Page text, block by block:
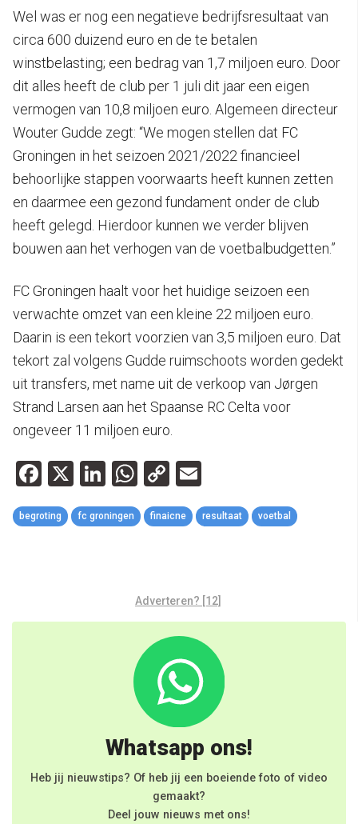
Wel was er nog een negatieve bedrijfsresultaat van
circa 600 duizend euro en de te betalen
winstbelasting; een bedrag van 1,7 miljoen euro. Door
dit alles heeft de club per 1 juli dit jaar een eigen
vermogen van 10,8 miljoen euro. Algemeen directeur
Wouter Gudde zegt: “We mogen stellen dat FC
Groningen in het seizoen 2021/2022 financieel
behoorlijke stappen voorwaarts heeft kunnen zetten
en daarmee een gezond fundament onder de club
heeft gelegd. Hierdoor kunnen we verder blijven
bouwen aan het verhogen van de voetbalbudgetten.”
FC Groningen haalt voor het huidige seizoen een
verwachte omzet van een kleine 22 miljoen euro.
Daarin is een tekort voorzien van 3,5 miljoen euro. Dat
tekort zal volgens Gudde ruimschoots worden gedekt
uit transfers, met name uit de verkoop van Jørgen
Strand Larsen aan het Spaanse RC Celta voor
ongeveer 11 miljoen euro.
Facebook
X LinkedIn
WhatsApp
Copy
Link
begroting fc groningen finaicne resultaat voetbal
Adverteren? [12]
Whatsapp ons!
Heb jij nieuwstips? Of heb jij een boeiende foto of video
gemaakt?
Deel jouw nieuws met ons!